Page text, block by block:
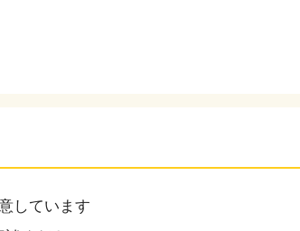
しています